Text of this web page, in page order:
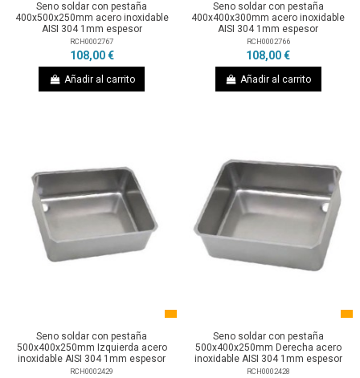
Seno soldar con pestaña
400x500x250mm acero inoxidable
AISI 304 1mm espesor
RCH0002767
108,00 €
Añadir al carrito
Seno soldar con pestaña
400x400x300mm acero inoxidable
AISI 304 1mm espesor
RCH0002766
108,00 €
Añadir al carrito
Seno soldar con pestaña
500x400x250mm Izquierda acero
inoxidable AISI 304 1mm espesor
RCH0002429
Seno soldar con pestaña
500x400x250mm Derecha acero
inoxidable AISI 304 1mm espesor
RCH0002428